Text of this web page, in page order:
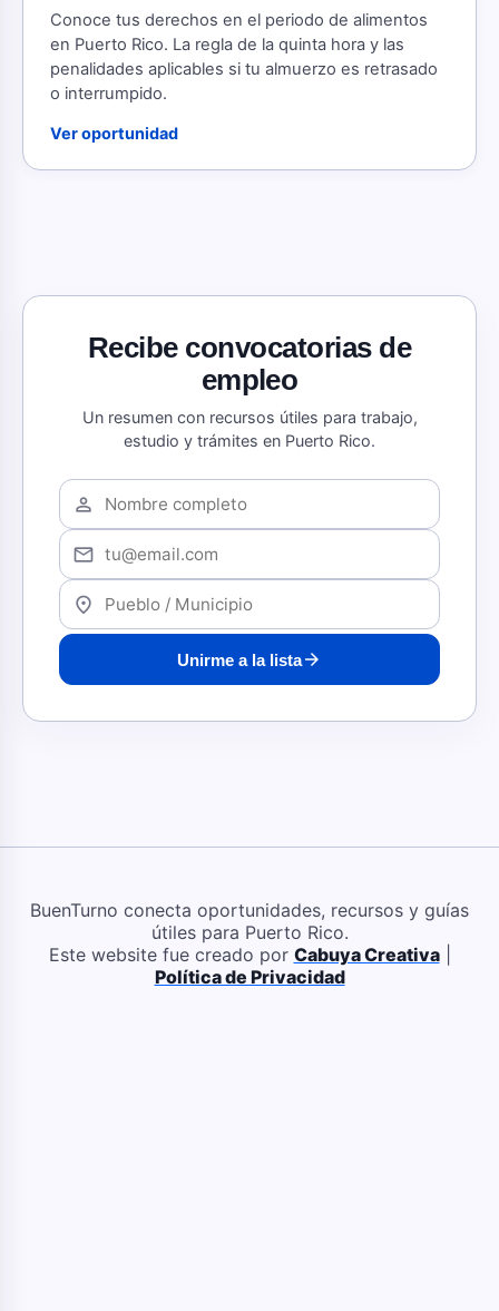
Conoce tus derechos en el periodo de alimentos
en Puerto Rico. La regla de la quinta hora y las
penalidades aplicables si tu almuerzo es retrasado
o interrumpido.
Ver oportunidad
Recibe convocatorias de
empleo
Un resumen con recursos útiles para trabajo,
estudio y trámites en Puerto Rico.
person
mail
location_on
Unirme a la listaarrow_forward
BuenTurno conecta oportunidades, recursos y guías
útiles para Puerto Rico.
Este website fue creado por Cabuya Creativa|
Política de Privacidad